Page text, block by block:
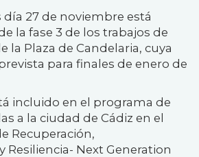
27 de noviembre está
la fase 3 de los trabajos de
la Plaza de Candelaria, cuya
para finales de enero de
incluido en el programa de
a la ciudad de Cádiz en el
Recuperación,
Resiliencia- Next Generation